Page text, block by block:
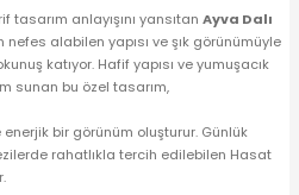
tasarım anlayışını yansıtan Ayva Dalı
nefes alabilen yapısı ve şık görünümüyle
katıyor. Hafif yapısı ve yumuşacık
sunan bu özel tasarım,
enerjik bir görünüm oluşturur. Günlük
rahatlıkla tercih edilebilen Hasat